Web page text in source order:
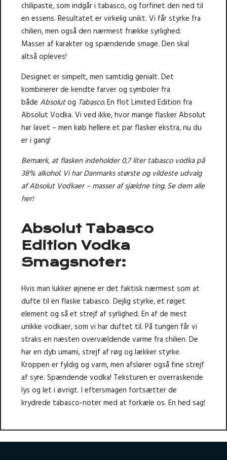
chilipaste, som indgår i tabasco, og forfinet den ned til
en essens. Resultatet er virkelig unikt. Vi får styrke fra
chilien, men også den nærmest frække syrlighed.
Masser af karakter og spændende smage. Den skal
altså opleves!
Designet er simpelt, men samtidig genialt. Det
kombinerer de kendte farver og symboler fra
både Absolutog Tabasco.En flot Limited Edition fra
Absolut Vodka. Vi ved ikke, hvor mange flasker Absolut
har lavet – men køb hellere et par flasker ekstra, nu du
er i gang!
Bemærk, at flasken indeholder 0,7 liter tabasco vodka på
38% alkohol. Vi har Danmarks største og vildeste udvalg
af Absolut Vodkaer – masser af sjældne ting. Se dem alle
her!
Absolut Tabasco
Edition Vodka
Smagsnoter:
Hvis man lukker øjnene er det faktisk nærmest som at
dufte til en flaske tabasco. Dejlig styrke, et røget
element og så et strejf af syrlighed. En af de mest
unikke vodkaer, som vi har duftet til. På tungen får vi
straks en næsten overvældende varme fra chilien. De
har en dyb umami, strejf af røg og lækker styrke.
Kroppen er fyldig og varm, men afslører også fine strejf
af syre. Spændende vodka! Teksturen er overraskende
lys og let i øvrigt. I eftersmagen fortsætter de
krydrede tabasco-noter med at forkæle os. En hed sag!